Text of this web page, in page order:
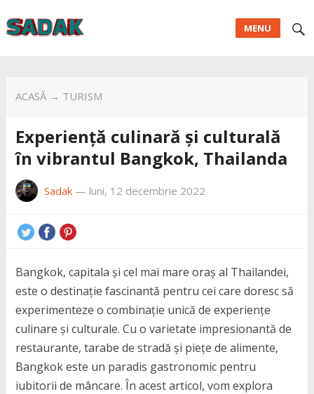
MENU
ACASĂ→ TURISM
Experiență culinară și culturală
în vibrantul Bangkok, Thailanda
Sadak— luni, 12 decembrie 2022
Bangkok, capitala și cel mai mare oraș al Thailandei,
este o destinație fascinantă pentru cei care doresc să
experimenteze o combinație unică de experiențe
culinare și culturale. Cu o varietate impresionantă de
restaurante, tarabe de stradă și piețe de alimente,
Bangkok este un paradis gastronomic pentru
iubitorii de mâncare. În acest articol, vom explora